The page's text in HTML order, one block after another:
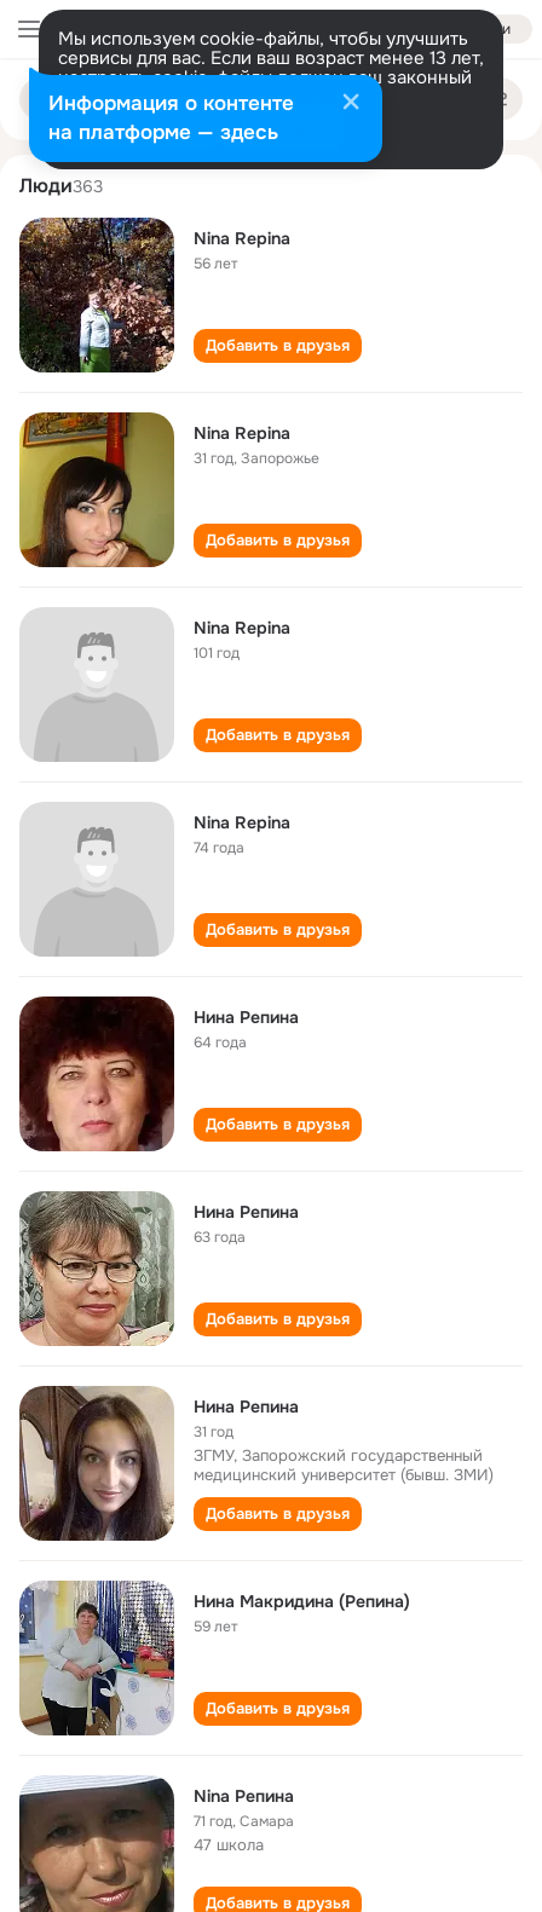
Войти
Мы используем cookie-файлы, чтобы улучшить
сервисы для вас. Если ваш возраст менее 13 лет,
настроить cookie-файлы должен ваш законный
представитель. Больше информации
Разрешить все Настроить
Поиск
людям
nina repina
Люди363
Nina Repina
56 лет
Добавить в друзья
Nina Repina
31 год,Запорожье
Добавить в друзья
Nina Repina
101 год
Добавить в друзья
Nina Repina
74 года
Добавить в друзья
Нина Репина
64 года
Добавить в друзья
Нина Репина
63 года
Добавить в друзья
Нина Репина
31 год
ЗГМУ, Запорожский государственный
медицинский университет (бывш. ЗМИ)
Добавить в друзья
Нина Макридина (Репина)
59 лет
Добавить в друзья
Nina Репина
71 год,Самара
47 школа
Добавить в друзья
Информация о контенте
на платформе — здесь